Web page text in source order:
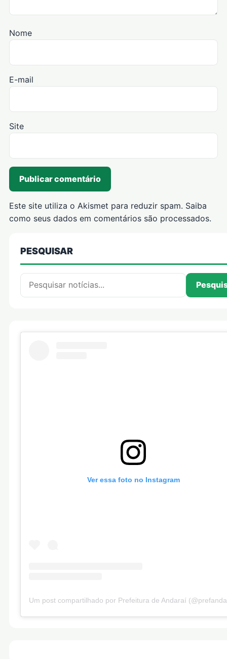
Nome
E-mail
Site
Este site utiliza o Akismet para reduzir spam. Saiba
como seus dados em comentários são processados.
PESQUISAR
Pesquisar por:
Ver essa foto no Instagram
Um post compartilhado por Prefeitura de Andaraí